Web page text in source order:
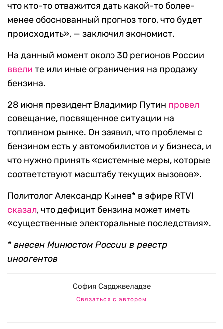
что кто-то отважится дать какой-то более-
менее обоснованный прогноз того, что будет
происходить», — заключил экономист.
На данный момент около 30 регионов России
ввели те или иные ограничения на продажу
бензина.
28 июня президент Владимир Путин провел
совещание, посвященное ситуации на
топливном рынке. Он заявил, что проблемы с
бензином есть у автомобилистов и у бизнеса, и
что нужно принять «системные меры, которые
соответствуют масштабу текущих вызовов».
Политолог Александр Кынев* в эфире RTVI
сказал, что дефицит бензина может иметь
«существенные электоральные последствия».
* внесен Минюстом России в реестр
иноагентов
София Сарджвеладзе
Связаться с автором